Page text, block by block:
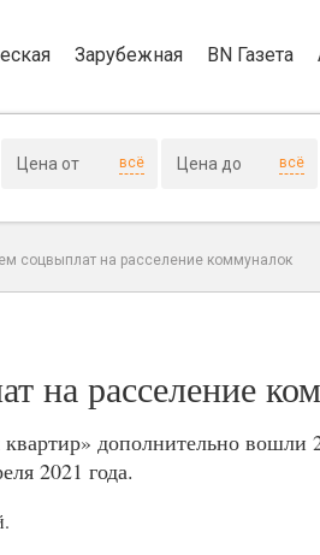
Зарубежная BN Газета
всё всё
соцвыплат на расселение коммуналок
на расселение
дополнительно вошли
2021 года.